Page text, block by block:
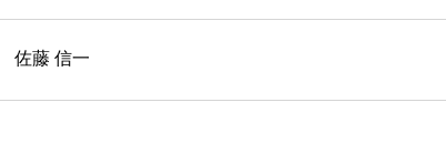
佐藤 信一